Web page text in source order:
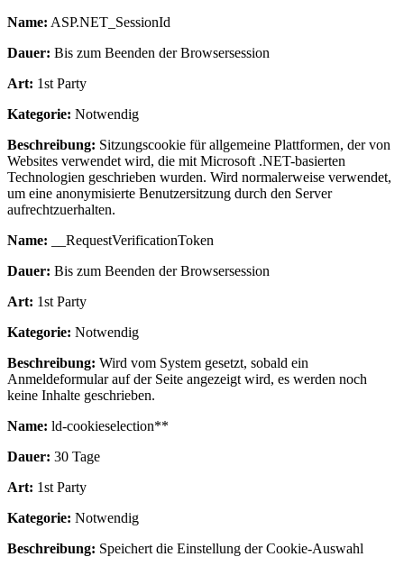
Name: ASP.NET_SessionId
Dauer: Bis zum Beenden der Browsersession
Art: 1st Party
Kategorie: Notwendig
Beschreibung: Sitzungscookie für allgemeine Plattformen, der von
Websites verwendet wird, die mit Microsoft .NET-basierten
Technologien geschrieben wurden. Wird normalerweise verwendet,
um eine anonymisierte Benutzersitzung durch den Server
aufrechtzuerhalten.
Name: __RequestVerificationToken
Dauer: Bis zum Beenden der Browsersession
Art: 1st Party
Kategorie: Notwendig
Beschreibung: Wird vom System gesetzt, sobald ein
Anmeldeformular auf der Seite angezeigt wird, es werden noch
keine Inhalte geschrieben.
Name: ld-cookieselection**
Dauer: 30 Tage
Art: 1st Party
Kategorie: Notwendig
Beschreibung: Speichert die Einstellung der Cookie-Auswahl